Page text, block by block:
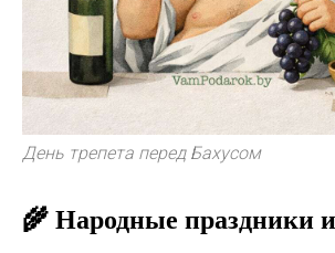
День трепета перед Бахусом
🌾 Народные праздники